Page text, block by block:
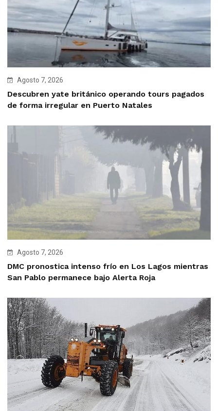
Agosto 7, 2026
Descubren yate británico operando tours pagados
de forma irregular en Puerto Natales
Agosto 7, 2026
DMC pronostica intenso frío en Los Lagos mientras
San Pablo permanece bajo Alerta Roja